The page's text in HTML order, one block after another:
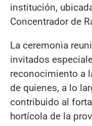
institución,
Concentrador de
La ceremonia
invitados
reconocimiento a
de quienes, a lo
contribuido al
hortícola de la